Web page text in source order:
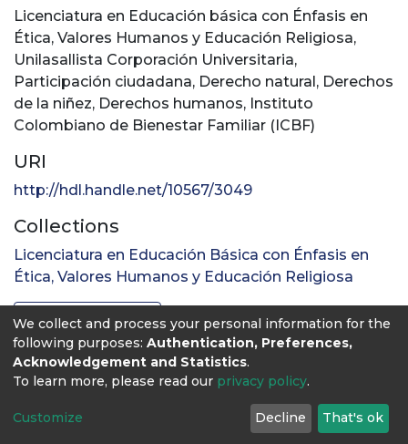
Licenciatura en Educación básica con Énfasis en
Ética, Valores Humanos y Educación Religiosa,
Unilasallista Corporación Universitaria,
Participación ciudadana, Derecho natural, Derechos
de la niñez, Derechos humanos, Instituto
Colombiano de Bienestar Familiar (ICBF)
URI
http://hdl.handle.net/10567/3049
Collections
Licenciatura en Educación Básica con Énfasis en
Ética, Valores Humanos y Educación Religiosa
Full item page
We collect and process your personal information for the
following purposes: Authentication, Preferences,
Acknowledgement and Statistics.
To learn more, please read our privacy policy.
Customize Decline That's ok